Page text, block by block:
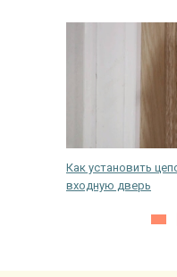
Как установить
входную дверь